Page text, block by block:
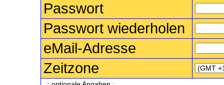
Passwort
Passwort wiederholen
eMail-Adresse
Zeitzone